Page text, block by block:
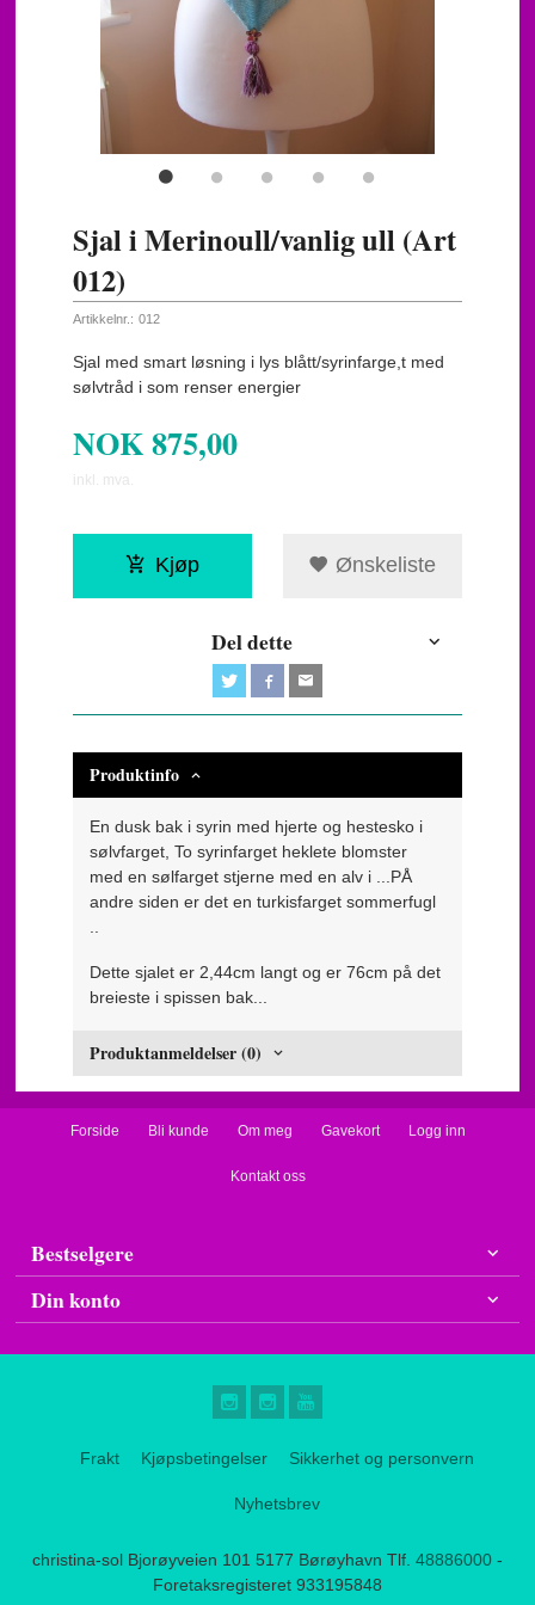
Sjal i Merinoull/vanlig ull (Art
012)
Artikkelnr.: 012
Sjal med smart løsning i lys blått/syrinfarge,t med
sølvtråd i som renser energier
NOK875,00
inkl. mva.
Kjøp Ønskeliste
Del dette
Produktinfo
En dusk bak i syrin med hjerte og hestesko i
sølvfarget, To syrinfarget heklete blomster
med en sølfarget stjerne med en alv i ...PÅ
andre siden er det en turkisfarget sommerfugl
Dette sjalet er 2,44cm langt og er 76cm på det
breieste i spissen bak...
Produktanmeldelser (0)
Forside Bli kunde Om meg Gavekort Logg inn
Kontakt oss
Bestselgere
Din konto
Frakt Kjøpsbetingelser Sikkerhet og personvern
Nyhetsbrev
christina-sol Bjorøyveien 101 5177 Børøyhavn Tlf. 48886000 -
Foretaksregisteret 933195848